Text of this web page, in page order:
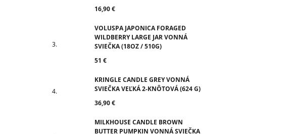
16,90 €
VOLUSPA JAPONICA FORAGED
WILDBERRY LARGE JAR VONNÁ
SVIEČKA (18OZ / 510G)
51 €
KRINGLE CANDLE GREY VONNÁ
SVIEČKA VEĽKÁ 2-KNÔTOVÁ (624 G)
36,90 €
MILKHOUSE CANDLE BROWN
BUTTER PUMPKIN VONNÁ SVIEČKA